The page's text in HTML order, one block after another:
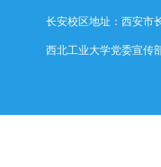
长安校区地址：西安市
西北工业大学党委宣传